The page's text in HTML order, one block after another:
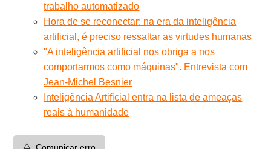
trabalho automatizado
Hora de se reconectar: na era da inteligência
artificial, é preciso ressaltar as virtudes humanas
"A inteligência artificial nos obriga a nos
comportarmos como máquinas". Entrevista com
Jean-Michel Besnier
Inteligência Artificial entra na lista de ameaças
reais à humanidade
⚠️ Comunicar erro